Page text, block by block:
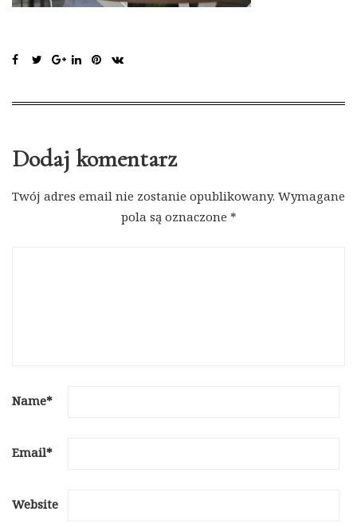
Dodaj komentarz
Twój adres email nie zostanie opublikowany. Wymagane
pola są oznaczone *
Name*
Email*
Website